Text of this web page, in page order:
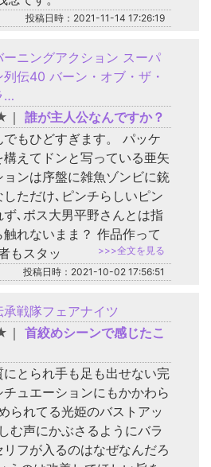
投稿日時：2021-11-14 17:26:19
ーニングアクション スーパ
伝40 バーン・オブ・ザ・
…
｜ 誰が主人公なんですか？
でもひどすぎます。 パッケ
構えてドンと写っている亜矢
ョンは序盤に雑魚ゾンビに銃
しただけ､ピンチらしいピン
､ボス大男平野さんとは指
れないまま？ 作品作って
もスタッ
>>>全文を見る
投稿日時：2021-10-02 17:56:51
承戦隊フェアナイツ
｜ 首絞めシーンで感じたこ
にとられ手も足も出せない完
ュエーションにもかかわら
られてる光姫のバストアッ
む声にかぶさるようにバラ
リフが入るのはなぜなんだろ